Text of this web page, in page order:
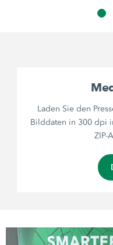
Laden Sie den
Bilddaten in 300 dpi
ZIP-